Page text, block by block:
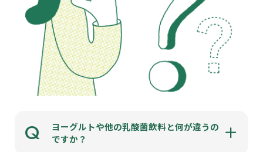
Q
ヨーグルトや他の乳酸菌飲料と何が違うの
ですか？